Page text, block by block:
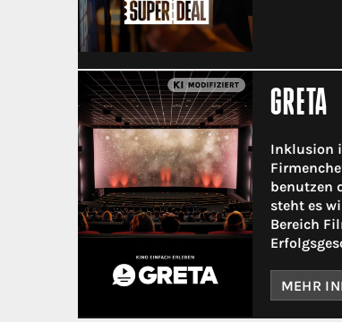
GRETA
Inklusion
benutzen
steht es
Bereich
MEHR